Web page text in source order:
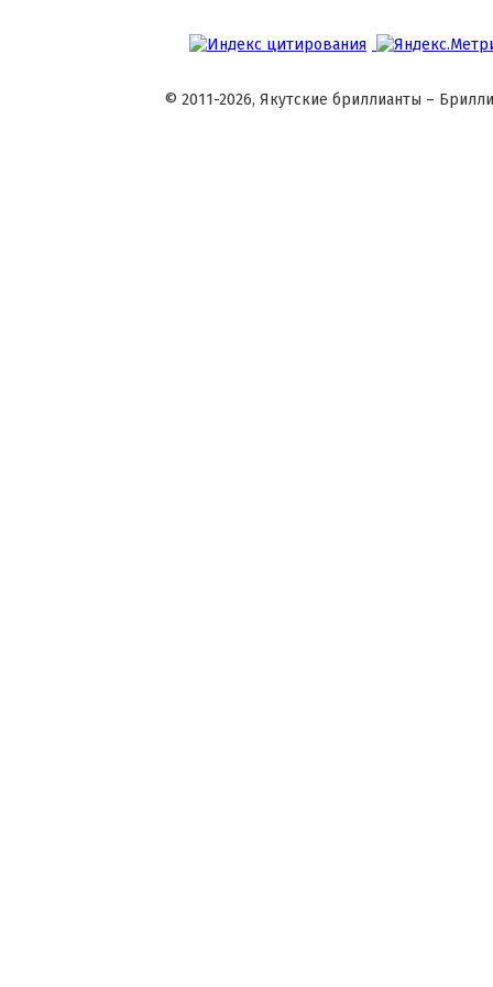
© 2011-2026, Якутские бриллианты –